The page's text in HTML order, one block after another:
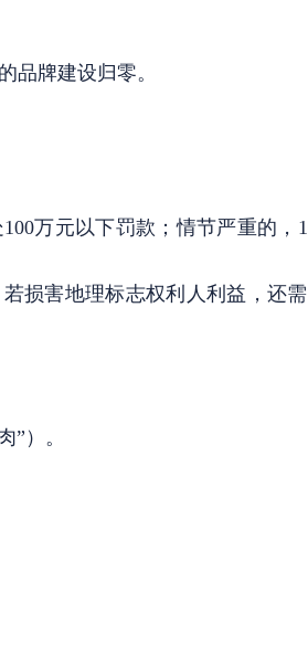
品牌建设归零。
万元以下罚款；情节严重的，
损害地理标志权利人利益，还
”）。